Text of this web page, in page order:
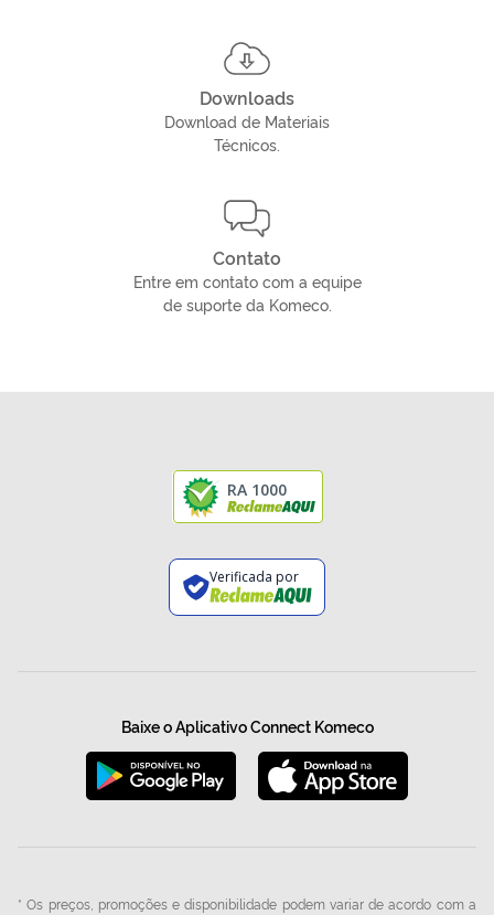
Downloads
Download de Materiais
Técnicos.
Contato
Entre em contato com a equipe
de suporte da Komeco.
RA 1000
Verificada por
Baixe o Aplicativo Connect Komeco
* Os preços, promoções e disponibilidade podem variar de acordo com a